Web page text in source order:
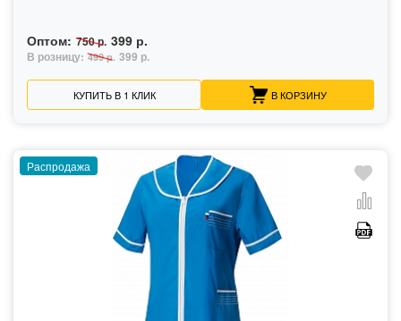
Оптом: 750 р. 399 р.
В розницу: 499 р. 399 р.
КУПИТЬ В 1 КЛИК В КОРЗИНУ
Распродажа